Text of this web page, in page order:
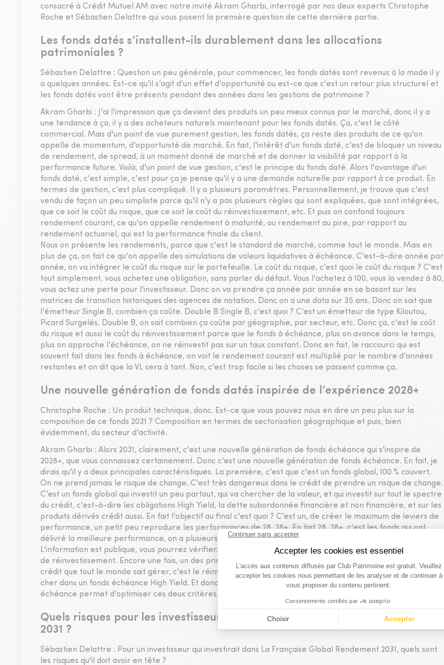
consacré à Crédit Mutuel AM avec notre invité Akram Gharbi, interrogé par nos deux experts Christophe
Roche et Sébastien Delattre qui vous posent la première question de cette dernière partie.
Les fonds datés s’installent-ils durablement dans les allocations
patrimoniales ?
Sébastien Delattre : Question un peu générale, pour commencer, les fonds datés sont revenus à la mode il y
a quelques années. Est-ce qu'il s'agit d'un effet d'opportunité ou est-ce que c'est un retour plus structurel et
les fonds datés vont être présents pendant des années dans les gestions de patrimoine ?
Akram Gharbi : J'ai l'impression que ça devient des produits un peu mieux connus par le marché, donc il y a
une tendance à ça, il y a des acheteurs naturels maintenant pour les fonds datés. Ça, c'est le côté
commercial. Mais d'un point de vue purement gestion, les fonds datés, ça reste des produits de ce qu'on
appelle de momentum, d'opportunité de marché. En fait, l'intérêt d'un fonds daté, c'est de bloquer un niveau
de rendement, de spread, à un moment donné de marché et de donner la visibilité par rapport à la
performance future. Voilà, d'un point de vue gestion, c'est le principe du fonds daté. Alors l'avantage d'un
fonds daté, c'est simple, c'est pour ça je pense qu'il y a une demande naturelle par rapport à ce produit. En
termes de gestion, c'est plus compliqué. Il y a plusieurs paramètres. Personnellement, je trouve que c'est
vendu de façon un peu simpliste parce qu'il n'y a pas plusieurs règles qui sont expliquées, que sont intégrées,
que ce soit le coût du risque, que ce soit le coût du réinvestissement, etc. Et puis on confond toujours
rendement courant, ce qu'on appelle rendement à maturité, ou rendement au pire, par rapport au
rendement actuariel, qui est la performance finale du client.
Nous on présente les rendements, parce que c'est le standard de marché, comme tout le monde. Mais en
plus de ça, on fait ce qu'on appelle des simulations de valeurs liquidatives à échéance. C'est-à-dire année par
année, on va intégrer le coût du risque sur le portefeuille. Le coût du risque, c'est quoi le coût du risque ? C'est
tout simplement, vous achetez une obligation, sans parler du défaut. Vous l'achetez à 100, vous la vendez à 80,
vous actez une perte pour l'investisseur. Donc on va prendre ça année par année en se basant sur les
matrices de transition historiques des agences de notation. Donc on a une data sur 35 ans. Donc on sait que
l'émetteur Single B, combien ça coûte. Double B Single B, c'est quoi ? C'est un émetteur de type Kiloutou,
Picard Surgelés. Double B, on sait combien ça coûte par géographie, par secteur, etc. Donc ça, c'est le coût
du risque et aussi le coût du réinvestissement parce que le fonds à échéance, plus on avance dans le temps,
plus on approche l'échéance, on ne réinvestit pas sur un taux constant. Donc en fait, le raccourci qui est
souvent fait dans les fonds à échéance, on voit le rendement courant est multiplié par le nombre d'années
restantes et on dit que la VL sera à tant. Non, c'est trop facile si les choses se passent comme ça.
Une nouvelle génération de fonds datés inspirée de l’expérience 2028+
Christophe Roche : Un produit technique, donc. Est-ce que vous pouvez nous en dire un peu plus sur la
composition de ce fonds 2031 ? Composition en termes de sectorisation géographique et puis, bien
évidemment, du secteur d'activité.
Akram Gharbi : Alors 2031, clairement, c'est une nouvelle génération de fonds échéance qui s'inspire de
2028+, que vous connaissez certainement. Donc c'est une nouvelle génération de fonds échéance. En fait, je
dirais qu'il y a deux principales caractéristiques. La première, c'est que c'est un fonds global, 100 % couvert.
On ne prend jamais le risque de change. C'est très dangereux dans le crédit de prendre un risque de change.
C'est un fonds global qui investit un peu partout, qui va chercher de la valeur, et qui investit sur tout le spectre
du crédit, c'est-à-dire les obligations High Yield, la dette subordonnée financière et non financière, et sur les
produits dérivés crédit aussi. En fait l'objectif au final c'est quoi ? C'est un, de créer le maximum de leviers de
performance, un petit peu reproduire les performances de 28, 28+. En fait 28, 28+, c'est les fonds qui ont
délivré la meilleure performance, on a plusieurs prix partout, en Suisse, en Allemagne, en France, etc.
L'information est publique, vous pourrez vérifier. Et puis deux, pourquoi on fait ça ? C'est pour gérer le risque
de réinvestissement. Encore une fois, un des principaux risques sur les fonds échéance, au-delà du risque de
crédit que tout le monde sait gérer, c'est le réinvestissement. Et le réinvestissement, ça peut coûter très
cher dans un fonds échéance High Yield. Et donc c'est pour ça que cette nouvelle génération de fonds
échéance permet d'optimiser ces deux critères.
Quels risques pour les investisseurs sur La Française Rendement Global
2031 ?
Sébastien Delattre : Pour un investisseur qui investirait dans La Française Global Rendement 2031, quels sont
les risques qu'il doit avoir en tête ?